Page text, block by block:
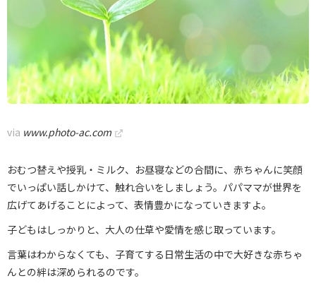
via www.photo-ac.com
おむつ替えや授乳・ミルク、お昼寝などの合間に、赤ちゃんに笑顔
でいっぱい話しかけて、触れ合いをしましょう。パパママが世界を
広げてあげることによって、表情豊かになっていきますよ。
子どもはしっかりと、大人の仕草や愛情を感じ取っています。
言葉はわからなくても、子育てする日常生活の中で大好きな赤ちゃ
んとの絆は深められるのです。